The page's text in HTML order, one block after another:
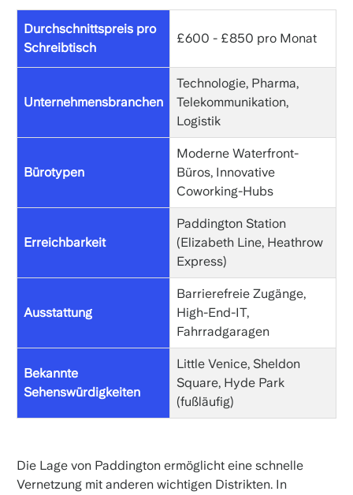
Durchschnittspreis pro
Schreibtisch
£600 - £850 pro Monat
Unternehmensbranchen
Technologie, Pharma,
Telekommunikation,
Logistik
Bürotypen
Moderne Waterfront-
Büros, Innovative
Coworking-Hubs
Erreichbarkeit
Paddington Station
(Elizabeth Line, Heathrow
Express)
Ausstattung
Barrierefreie Zugänge,
High-End-IT,
Fahrradgaragen
Bekannte
Sehenswürdigkeiten
Little Venice, Sheldon
Square, Hyde Park
(fußläufig)
Die Lage von Paddington ermöglicht eine schnelle
Vernetzung mit anderen wichtigen Distrikten. In